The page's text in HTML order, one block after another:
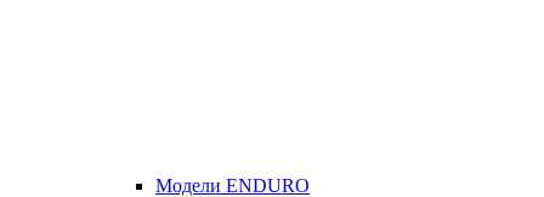
Модели ENDURO